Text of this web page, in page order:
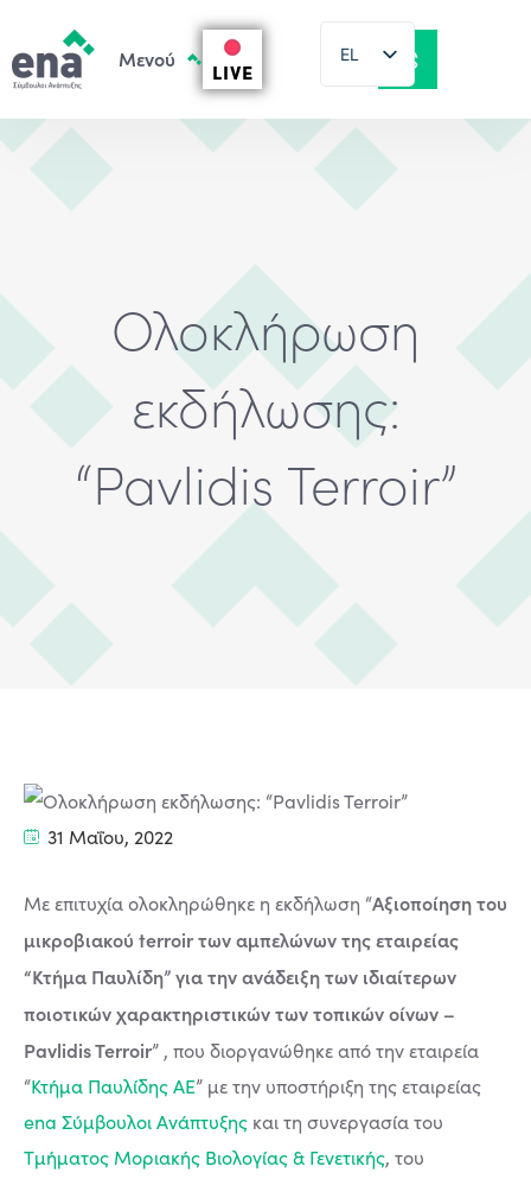
LIVE
EL
EN
Ολοκλήρωση
εκδήλωσης:
“Pavlidis Terroir”
31 Μαΐου, 2022
Με επιτυχία ολοκληρώθηκε η εκδήλωση “Αξιοποίηση του
μικροβιακού terroir των αμπελώνων της εταιρείας
“Κτήμα Παυλίδη” για την ανάδειξη των ιδιαίτερων
ποιοτικών χαρακτηριστικών των τοπικών οίνων –
Pavlidis Terroir” , που διοργανώθηκε από την εταιρεία
“Κτήμα Παυλίδης ΑΕ” με την υποστήριξη της εταιρείας
ena Σύμβουλοι Ανάπτυξης και τη συνεργασία του
Τμήματος Μοριακής Βιολογίας & Γενετικής, του